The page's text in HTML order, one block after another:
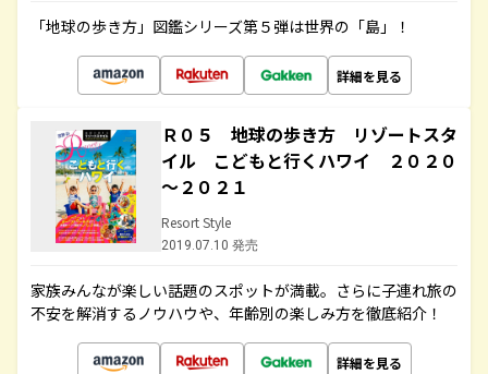
「地球の歩き方」図鑑シリーズ第５弾は世界の「島」！
詳細を見る
Ｒ０５ 地球の歩き方 リゾートスタ
イル こどもと行くハワイ ２０２０
～２０２１
Resort Style
2019.07.10 発売
家族みんなが楽しい話題のスポットが満載。さらに子連れ旅の
不安を解消するノウハウや、年齢別の楽しみ方を徹底紹介！
詳細を見る